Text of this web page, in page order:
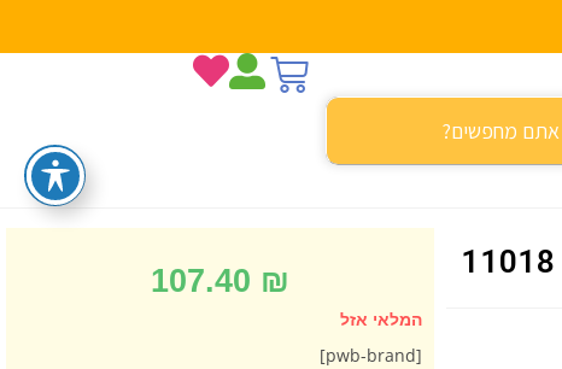
107.40 ₪
המלאי אזל
[pwb-brand]